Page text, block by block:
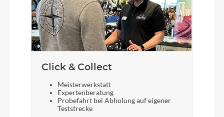
Click & Collect
Meisterwerkstatt
Expertenberatung
Probefahrt bei Abholung auf eigener
Teststrecke